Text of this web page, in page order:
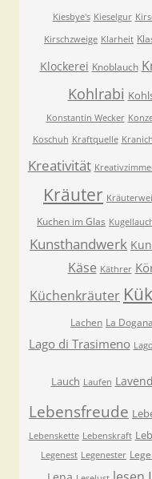
Kiesbye's Kieselgur
Kirschzweige Klarheit
Klockerei Knoblauch
Kohlrabi
Konstantin Wecker
Koschuh Kraftquelle
Kreativität
Kräuter
Kuchen im Glas
Kunsthandwerk
Käse Käthrer
Küchenkräuter
Lachen La Dogana
Lago di Trasimeno
Lauch Laufen
Lebensfreude
Lebenskette Lebenskraft
Legenest Legenester